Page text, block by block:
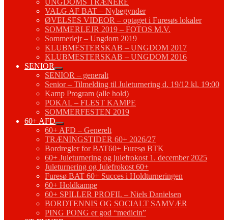
UNGDOMS TRÆNERE
VALG AF BAT – Nybegynder
ØVELSES VIDEOR – optaget i Furesøs lokaler
SOMMERLEJR 2019 – FOTOS M.V.
Sommerlejr – Ungdom 2019
KLUBMESTERSKAB – UNGDOM 2017
KLUBMESTERSKAB – UNGDOM 2016
SENIOR
SENIOR – generalt
Senior – Tilmelding til Juleturnering d. 19/12 kl. 19:00
Kamp Program (alle hold)
POKAL – FLEST KAMPE
SOMMERFESTEN 2019
60+ AFD
60+ AFD – Generelt
TRÆNINGSTIDER 60+ 2026/27
Bordregler for BAT60+ Furesø BTK
60+ Juleturnering og julefrokost 1. december 2025
Juleturnering og Julefrokost 60+
Furesø BAT 60+ Succes i Holdturneringen
60+ Holdkampe
60+ SPILLER PROFIL – Niels Danielsen
BORDTENNIS OG SOCIALT SAMVÆR
PING PONG er god “medicin”